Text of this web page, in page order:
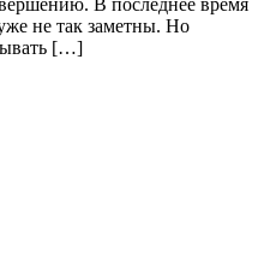
В последнее время
не так заметны. Но
[…]